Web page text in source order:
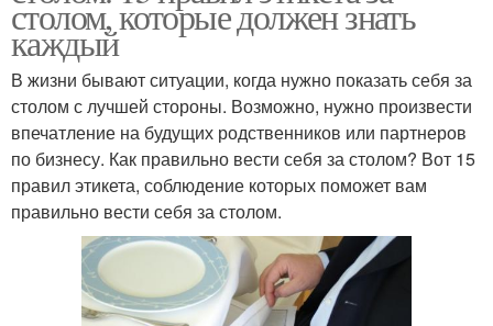
столом, которые должен знать
каждый
В жизни бывают ситуации, когда нужно показать себя за
столом с лучшей стороны. Возможно, нужно произвести
впечатление на будущих родственников или партнеров
по бизнесу. Как правильно вести себя за столом? Вот 15
правил этикета, соблюдение которых поможет вам
правильно вести себя за столом.